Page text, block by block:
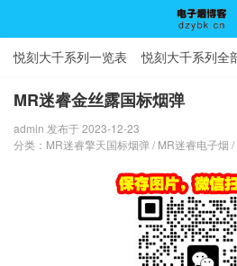
电子烟博
悦刻大千系列一览表 悦刻大千系列全
MR迷睿金丝露国标烟弹
admin 发布于 2023-12-23
分类： MR迷睿擎天国标烟弹/ MR迷睿电子烟 /